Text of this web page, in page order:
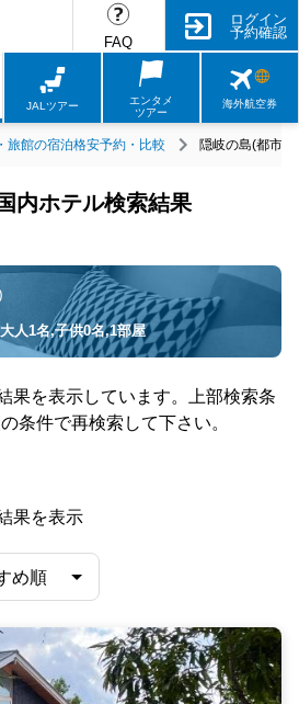
FAQ
ログイン
予約確認
JALツアー
エンタメ
ツアー
海外航空券
旅館の宿泊格安予約・比較 隠岐の島(都市)
内ホテル検索結果
大人1名,子供0名,1部屋
果を表示しています。上部検索条
条件で再検索して下さい。
果を表示